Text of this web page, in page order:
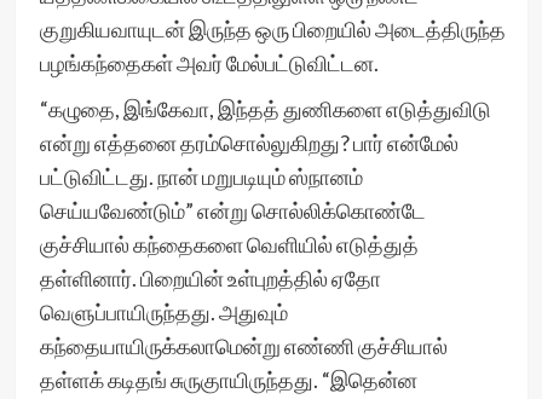
குறுகியவாயுடன் இருந்த ஒரு பிறையில் அடைத்திருந்த
பழங்கந்தைகள் அவர் மேல்பட்டுவிட்டன.
“கழுதை, இங்கேவா, இந்தத் துணிகளை எடுத்துவிடு
என்று எத்தனை தரம்சொல்லுகிறது? பார் என்மேல்
பட்டுவிட்டது. நான் மறுபடியும் ஸ்நானம்
செய்யவேண்டும்” என்று சொல்லிக்கொண்டே
குச்சியால் கந்தைகளை வெளியில் எடுத்துத்
தள்ளினார். பிறையின் உள்புறத்தில் ஏதோ
வெளுப்பாயிருந்தது. அதுவும்
கந்தையாயிருக்கலாமென்று எண்ணி குச்சியால்
தள்ளக் கடிதங் சுருகுாயிருந்தது. “இதென்ன